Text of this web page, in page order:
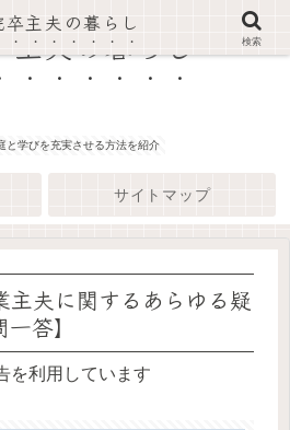
主夫の暮らし
と学びを充実させる方法を紹介
サイトマップ
主夫に関するあらゆる疑
答】
を利用しています
卒主夫の暮らし
検索